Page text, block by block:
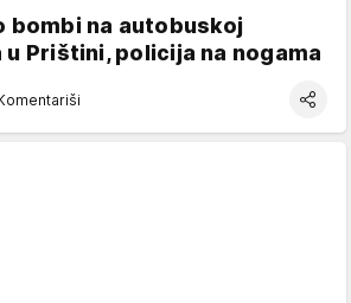
bombi na autobuskoj
u Prištini, policija na nogama